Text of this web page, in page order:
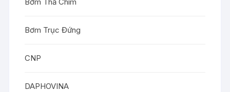
Bơm Thả Chìm
Bơm Trục Đứng
CNP
DAPHOVINA